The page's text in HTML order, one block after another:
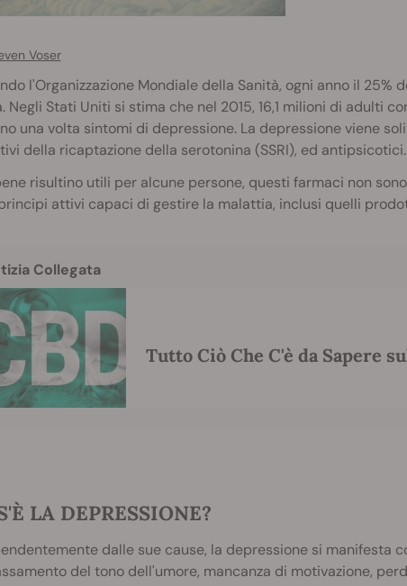
Voser
l'Organizzazione Mondiale della Sanità, ogni anno il
Negli Stati Uniti si stima che nel 2015, 16,1 milioni di adulti
una volta sintomi di depressione. La depressione viene
della ricaptazione della serotonina (SSRI), ed antipsicotici.
risultino utili per alcune persone, questi farmaci non
attivi capaci di gestire la malattia, inclusi quelli
Collegata
Tutto Ciò Che C'è da Sapere
LA DEPRESSIONE?
dalle sue cause, la depressione si manifesta
del tono dell'umore, mancanza di motivazione,